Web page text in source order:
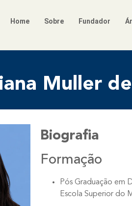
Home Sobre Fundador
Muller
Biografia
Formação
Pós Graduação em
Escola Superior do